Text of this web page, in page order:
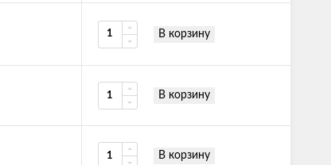
В корзину
В корзину
В корзину